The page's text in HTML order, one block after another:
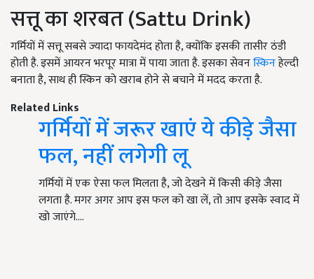
सत्तू का शरबत (Sattu Drink)
गर्मियों में सत्तू सबसे ज्यादा फायदेमंद होता है, क्योंकि इसकी तासीर ठंडी
होती है. इसमें आयरन भरपूर मात्रा में पाया जाता है. इसका सेवनस्किनहेल्दी
बनाता है, साथ ही स्किन को खराब होने से बचाने में मदद करता है.
Related Links
गर्मियों में जरूर खाएं ये कीड़े जैसा
फल, नहीं लगेगी लू
गर्मियों में एक ऐसा फल मिलता है, जो देखने में किसी कीड़े जैसा
लगता है. मगर अगर आप इस फल को खा लें, तो आप इसके स्वाद में
खो जाएंगे.…